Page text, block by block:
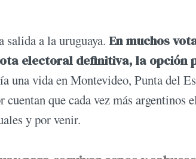
a la uruguaya. En muchos
electoral definitiva, la opción
una vida en Montevideo, Punta del
que cada vez más argentinos
y por venir.